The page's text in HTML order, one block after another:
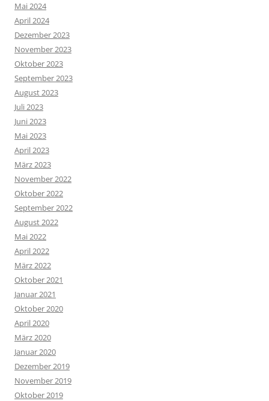
Mai 2024
April 2024
Dezember 2023
November 2023
Oktober 2023
September 2023
August 2023
Juli 2023
Juni 2023
Mai 2023
April 2023
März 2023
November 2022
Oktober 2022
September 2022
August 2022
Mai 2022
April 2022
März 2022
Oktober 2021
Januar 2021
Oktober 2020
April 2020
März 2020
Januar 2020
Dezember 2019
November 2019
Oktober 2019